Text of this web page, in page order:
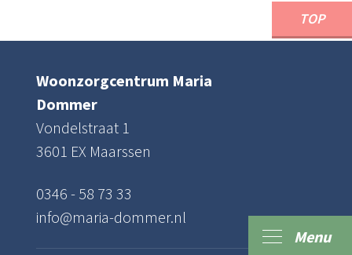
TOP
Woonzorgcentrum Maria
Dommer
Vondelstraat 1
3601 EX Maarssen
0346 - 58 73 33
info@maria-dommer.nl
Menu